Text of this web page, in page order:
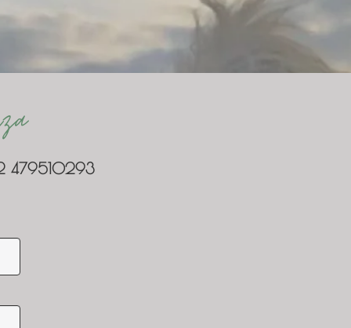
479510293